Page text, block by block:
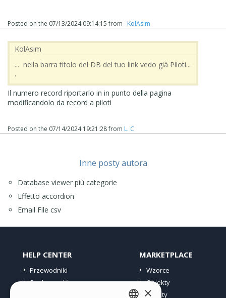
Posted on the 07/13/2024 09:14:15from ‪ KolAsim ‪ ‪
‪ KolAsim ‪ ‪
... nella barra titolo del DB del tuo link vedo già Piloti...
.
Il numero record riportarlo in in punto della pagina
modificandolo da record a piloti
Posted on the 07/14/2024 19:21:28from L. C
Inne posty autora
Database viewer più categorie
Effetto accordion
Email File csv
HELP CENTER
Przewodniki
Społeczność
MARKETPLACE
Wzorce
Obiekty
Punkty
×